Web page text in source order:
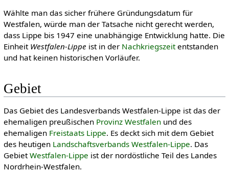
Wählte man das sicher frühere Gründungsdatum für
Westfalen, würde man der Tatsache nicht gerecht werden,
dass Lippe bis 1947 eine unabhängige Entwicklung hatte. Die
Einheit Westfalen-Lippe ist in der Nach­kriegs­zeitentstanden
und hat keinen historischen Vorläufer.
Gebiet
Das Gebiet des Landesverbands Westfalen-Lippe ist das der
ehemaligen preußischen Provinz Westfalenund des
ehemaligen Freistaats Lippe. Es deckt sich mit dem Gebiet
des heutigen Landschaftsverbands Westfalen-Lippe. Das
GebietWestfalen-Lippe ist der nordöstliche Teil des Landes
Nordrhein-Westfalen.